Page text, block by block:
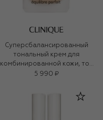
Суперсбалансированный
тональный крем для
комбинированной кожи, тон
27
5 990 ₽